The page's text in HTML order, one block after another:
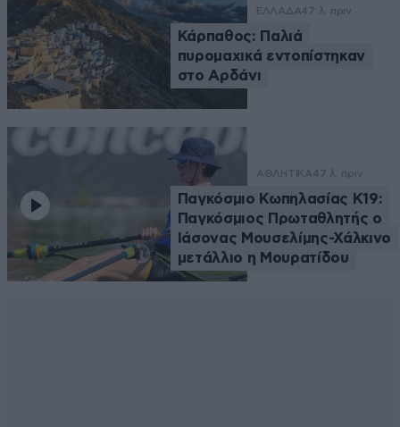
ΕΛΛΑΔΑ47 λ. πριν
Κάρπαθος: Παλιά
πυρομαχικά εντοπίστηκαν
στο Αρδάνι
ΑΘΛΗΤΙΚΑ47 λ. πριν
Παγκόσμιο Κωπηλασίας Κ19:
Παγκόσμιος Πρωταθλητής ο
Ιάσονας Μουσελίμης-Χάλκινο
μετάλλιο η Μουρατίδου